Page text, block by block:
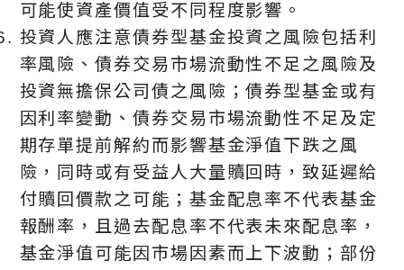
可能使資產價值受不同程度影響。
投資人應注意債券型基金投資之風險包括利
率風險、債券交易市場流動性不足之風險及
投資無擔保公司債之風險；債券型基金或有
因利率變動、債券交易市場流動性不足及定
期存單提前解約而影響基金淨值下跌之風
險，同時或有受益人大量贖回時，致延遲給
付贖回價款之可能；基金配息率不代表基金
報酬率，且過去配息率不代表未來配息率，
基金淨值可能因市場因素而上下波動；部份